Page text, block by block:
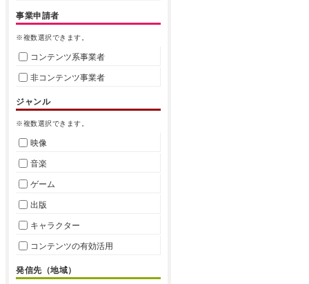
事業申請者
※複数選択できます。
コンテンツ系事業者
非コンテンツ事業者
ジャンル
※複数選択できます。
映像
音楽
ゲーム
出版
キャラクター
コンテンツの有効活用
発信先（地域）